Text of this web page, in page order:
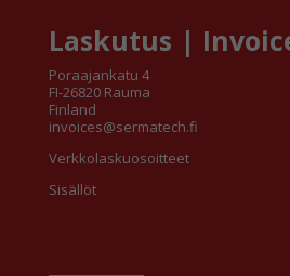
Laskutus |
Poraajankatu 4
FI-26820 Rauma
Finland
invoices@sermatech.fi
Verkkolaskuosoitteet
Sisällöt